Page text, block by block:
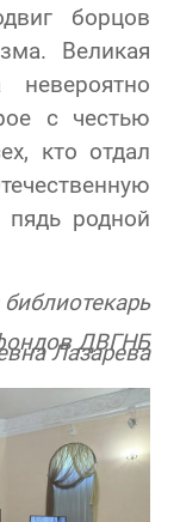
борцов
Великая
невероятно
с честью
кто отдал
родной
ДВГНБ
Лазарева